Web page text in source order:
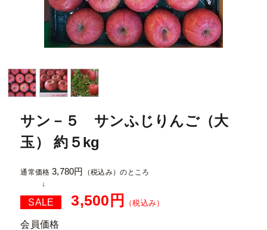
サン－５ サンふじりんご（大
玉） 約５kg
通常価格 3,780円 （税込み）のところ
SALE 3,500円 （税込み）
会員価格